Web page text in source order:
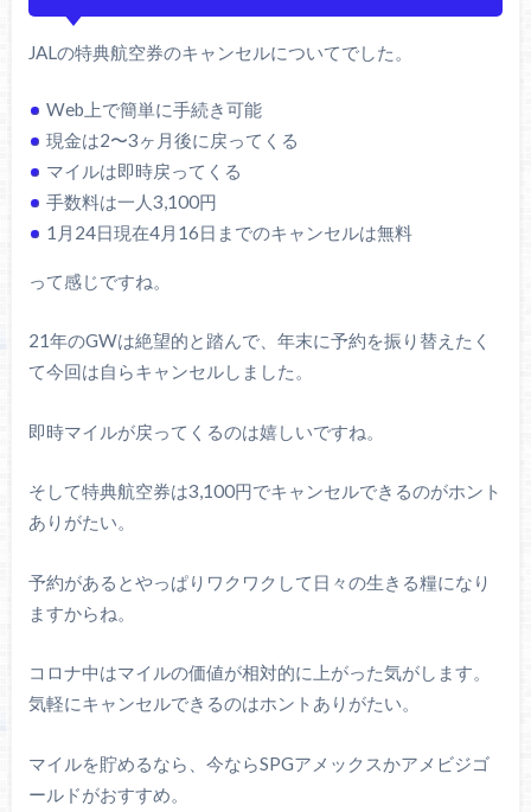
JALの特典航空券のキャンセルについてでした。
Web上で簡単に手続き可能
現金は2〜3ヶ月後に戻ってくる
マイルは即時戻ってくる
手数料は一人3,100円
1月24日現在4月16日までのキャンセルは無料
って感じですね。
21年のGWは絶望的と踏んで、年末に予約を振り替えたく
て今回は自らキャンセルしました。
即時マイルが戻ってくるのは嬉しいですね。
そして特典航空券は3,100円でキャンセルできるのがホント
ありがたい。
予約があるとやっぱりワクワクして日々の生きる糧になり
ますからね。
コロナ中はマイルの価値が相対的に上がった気がします。
気軽にキャンセルできるのはホントありがたい。
マイルを貯めるなら、今ならSPGアメックスかアメビジゴ
ールドがおすすめ。